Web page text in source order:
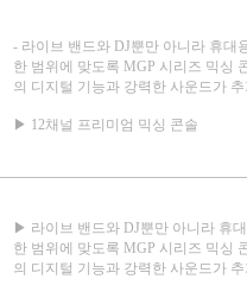
- 라이브 밴드와 DJ뿐만 아니라 휴대
한 범위에 맞도록 MGP 시리즈 믹싱
의 디지털 기능과 강력한 사운드가
▶ 12채널 프리미엄 믹싱 콘솔
▶ 라이브 밴드와 DJ뿐만 아니라 휴
한 범위에 맞도록 MGP 시리즈 믹싱
의 디지털 기능과 강력한 사운드가